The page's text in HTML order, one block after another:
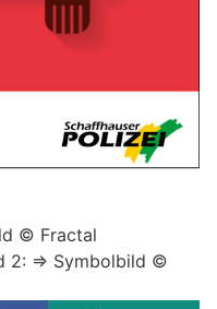
© Fractal
2: => Symbolbild ©